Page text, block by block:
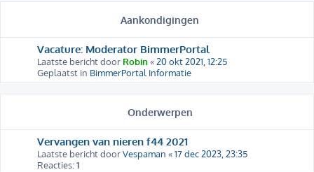
Aankondigingen
Vacature: Moderator BimmerPortal
Laatste bericht door Robin«20 okt 2021, 12:25
Geplaatst in BimmerPortal Informatie
Onderwerpen
Vervangen van nieren f44 2021
Laatste bericht doorVespaman «17 dec 2023, 23:35
Reacties:1